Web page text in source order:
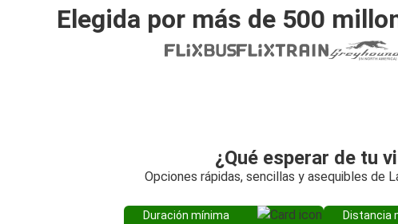
Elegida por más de 500
¿Qué esperar de tu
Opciones rápidas, sencillas y asequibles de
Duración mínima
Distancia